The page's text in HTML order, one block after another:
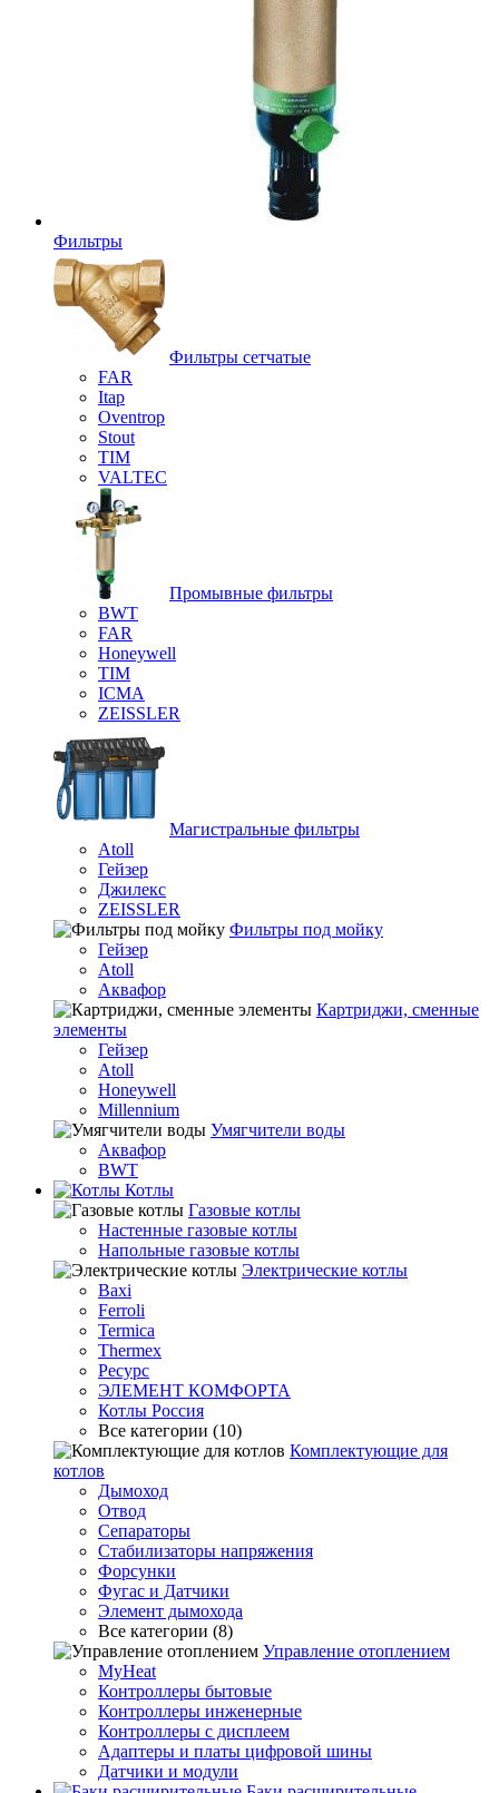
Фильтры
Фильтры сетчатые
FAR
Itap
Oventrop
Stout
TIM
VALTEC
Промывные фильтры
BWT
FAR
Honeywell
TIM
ICMA
ZEISSLER
Магистральные фильтры
Atoll
Гейзер
Джилекс
ZEISSLER
Фильтры под мойку
Гейзер
Atoll
Аквафор
Картриджи, сменные
элементы
Гейзер
Atoll
Honeywell
Millennium
Умягчители воды
Аквафор
BWT
Котлы
Гaзовые котлы
Настенные газовые котлы
Напольные газовые котлы
Электрические котлы
Baxi
Ferroli
Termica
Thermex
Ресурс
ЭЛЕМЕНТ КОМФОРТА
Котлы Россия
Все категории (10)
Комплектующие для
котлов
Дымоход
Отвод
Сепараторы
Стабилизаторы напряжения
Форсунки
Фугас и Датчики
Элемент дымохода
Все категории (8)
Управление отоплением
MyHeat
Контроллеры бытовые
Контроллеры инженерные
Контроллеры с дисплеем
Адаптеры и платы цифровой шины
Датчики и модули